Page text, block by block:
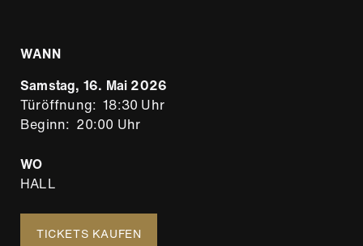
WANN
Samstag, 16. Mai 2026
Türöffnung 18:30 Uhr
Beginn
20:00 Uhr
WO
HALL
TICKETS KAUFEN